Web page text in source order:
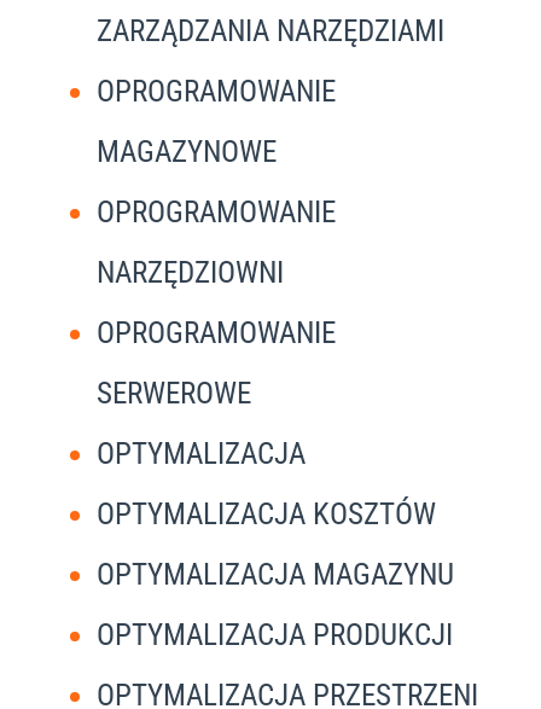
ZARZĄDZANIA NARZĘDZIAMI
OPROGRAMOWANIE
MAGAZYNOWE
OPROGRAMOWANIE
NARZĘDZIOWNI
OPROGRAMOWANIE
SERWEROWE
OPTYMALIZACJA
OPTYMALIZACJA KOSZTÓW
OPTYMALIZACJA MAGAZYNU
OPTYMALIZACJA PRODUKCJI
OPTYMALIZACJA PRZESTRZENI